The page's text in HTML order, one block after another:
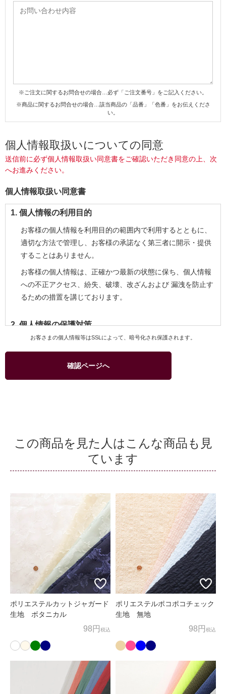
※ご注文に関するお問合せの場合…必ず「ご注文番号」をご記入ください。
※商品に関するお問合せの場合…該当商品の「品番」「色番」をお伝えくださ
い。
個人情報取扱いについての同意
送信前に必ず個人情報取扱い同意書をご確認いただき同意の上、次
へお進みください。
個人情報取扱い同意書
1. 個人情報の利用目的
お客様の個人情報を利用目的の範囲内で利用するとともに、
適切な方法で管理し、お客様の承諾なく第三者に開示・提供
することはありません。
お客様の個人情報は、正確かつ最新の状態に保ち、個人情報
への不正アクセス、紛失、破壊、改ざんおよび 漏洩を防止す
るための措置を講じております。
2. 個人情報の保護対策
当社および当社関連会社のお客様への商品配送業務、お客様
へのより良いサービスを提供するためのアフターサービス等
を実施させていただくため、お客様の個人情報を利用いたし
ます。
商品の購入等において、クレジットカード等による代金決済
を行う場合に、クレジットカード等の有効性を確認するため
商品の発送、メールマガジンの配信にお客様の個人情報を利
上記以外の目的でお客様の了承なく、お客様の個人情報を利
用することはありません。
3. 個人情報の外部委託
お客様よりお預かりした個人情報の処理を外部へ委託する場
合には、漏洩などを行わないよう、適切な管理を実施いたし
ます。
4. お問合せ
望される場合には、下記窓口までご連絡下さい。
すみやかに対応させていただきます。
お客さまの個人情報等はSSLによって、暗号化され保護されます。
確認ページへ
この商品を見た人はこんな商品も見
ています
ポリエステルカットジャガード
生地 ボタニカル
98円 税込
ポリエステルポコポコチェック
生地 無地
98円 税込